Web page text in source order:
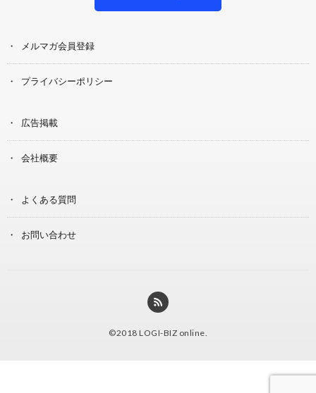
メルマガ会員登録
プライバシーポリシー
広告掲載
会社概要
よくある質問
お問い合わせ
©2018 LOGI-BIZ online